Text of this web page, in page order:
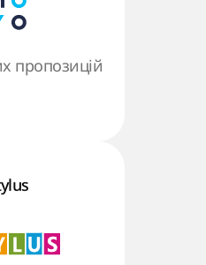
пропозицій